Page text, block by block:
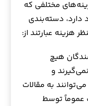
مختلفی که
دارد، دسته‌بندی
هزینه عبارتند از:
هیچ
و
به مقالات
عموماً توسط